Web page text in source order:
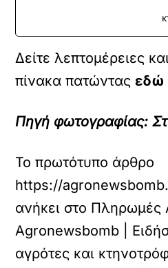
Δείτε λεπτομέρειες
πίνακα πατώνταςεδώ
Πηγή φωτογραφίας:
Το πρωτότυπο άρθρο
https://
ανήκει στο Πληρωμές
Agronewsbomb |
αγρότες και